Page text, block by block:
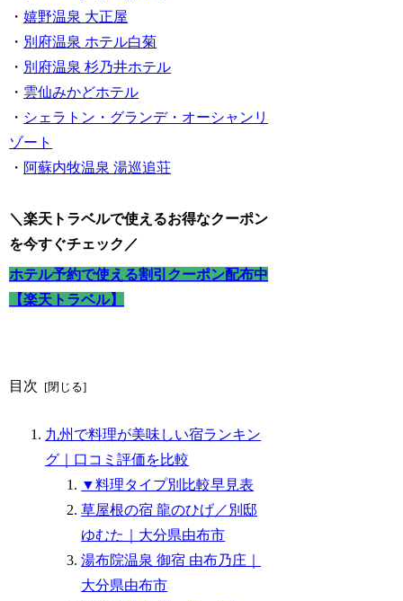
・嬉野温泉 大正屋
・ 別府温泉 ホテル白菊
・ 別府温泉 杉乃井ホテル
・ 雲仙みかどホテル
・ シェラトン・グランデ・オーシャンリ
ゾート
・ 阿蘇内牧温泉 湯巡追荘
＼楽天トラベルで使えるお得なクーポン
を今すぐチェック／
ホテル予約で使える割引クーポン配布中
【楽天トラベル】
目次
九州で料理が美味しい宿ランキン
グ｜口コミ評価を比較
▼料理タイプ別比較早見表
草屋根の宿 龍のひげ／別邸
ゆむた｜大分県由布市
湯布院温泉 御宿 由布乃庄｜
大分県由布市